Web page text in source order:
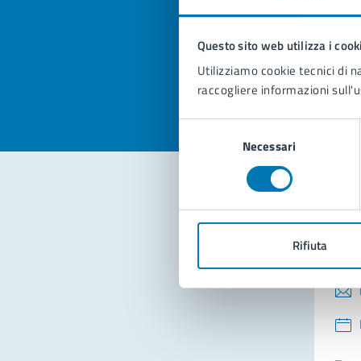
Questo sito web utilizza i
Utilizziamo cookie tecnici di
raccogliere informazioni
del
Necessari
Rifiuta
Valuta la